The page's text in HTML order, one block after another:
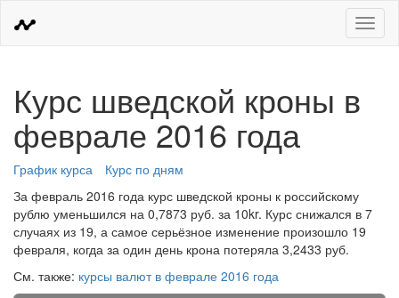
Меню
Курс шведской кроны в
феврале 2016 года
График курса
Курс по дням
За февраль 2016 года курс шведской кроны к российскому
рублю уменьшился на 0,7873 руб. за 10kr. Курс снижался в 7
случаях из 19, а самое серьёзное изменение произошло 19
февраля, когда за один день крона потеряла 3,2433 руб.
См. также: курсы валют в феврале 2016 года